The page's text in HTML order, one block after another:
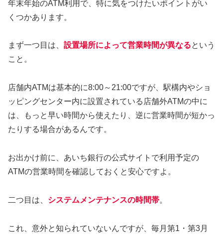
年末年始のATM利用で、特に気をつけたいポイントがい
くつかあります。
まず一つ目は、 設置場所によって営業時間が異なるという
こと。
店舗内ATMは基本的に8:00～21:00ですが、駅構内やショ
ッピングセンター内に設置されている店舗外ATMの中に
は、もっと早い時間から使えたり、逆に営業時間が短かっ
たりする場合があるんです。
お出かけ前に、あいち銀行の公式サイトで利用予定の
ATMの営業時間を確認しておくと安心ですよ。
二つ目は、 システムメンテナンスの時間帯。
これ、意外と知られていないんですが、毎月第1・第3月